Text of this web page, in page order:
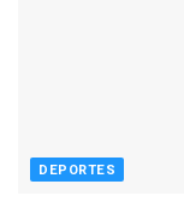
DEPORTES